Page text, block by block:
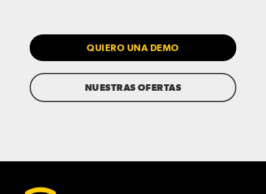
QUIERO UNA DEMO
NUESTRAS OFERTAS